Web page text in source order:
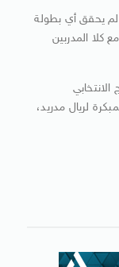
لم يحقق أي بطولة
كلا المدربين
الانتخابي
لريال مدريد،